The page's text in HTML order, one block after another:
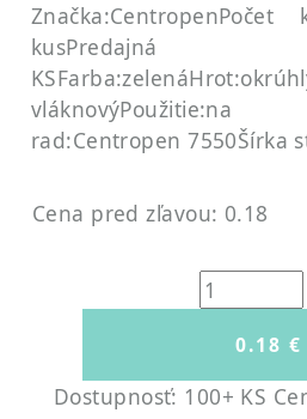
Značka:CentropenPočet
kusPredajná
KSFarba:zelená
vláknovýPoužitie:na
rad:Centropen 7550Šírka
Cena pred zľavou: 0.18
Dostupnosť: 100+ KS